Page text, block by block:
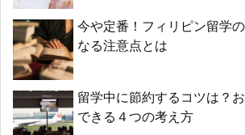
今や定番！フィリピン留学
なる注意点とは
留学中に節約するコツは？
できる４つの考え方